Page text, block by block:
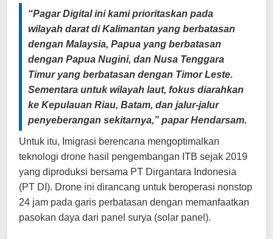
“Pagar Digital ini kami prioritaskan pada
wilayah darat di Kalimantan yang berbatasan
dengan Malaysia, Papua yang berbatasan
dengan Papua Nugini, dan Nusa Tenggara
Timur yang berbatasan dengan Timor Leste.
Sementara untuk wilayah laut, fokus diarahkan
ke Kepulauan Riau, Batam, dan jalur-jalur
penyeberangan sekitarnya,” papar Hendarsam.
Untuk itu, Imigrasi berencana mengoptimalkan
teknologi drone hasil pengembangan ITB sejak 2019
yang diproduksi bersama PT Dirgantara Indonesia
(PT DI). Drone ini dirancang untuk beroperasi nonstop
24 jam pada garis perbatasan dengan memanfaatkan
pasokan daya dari panel surya (solar panel).